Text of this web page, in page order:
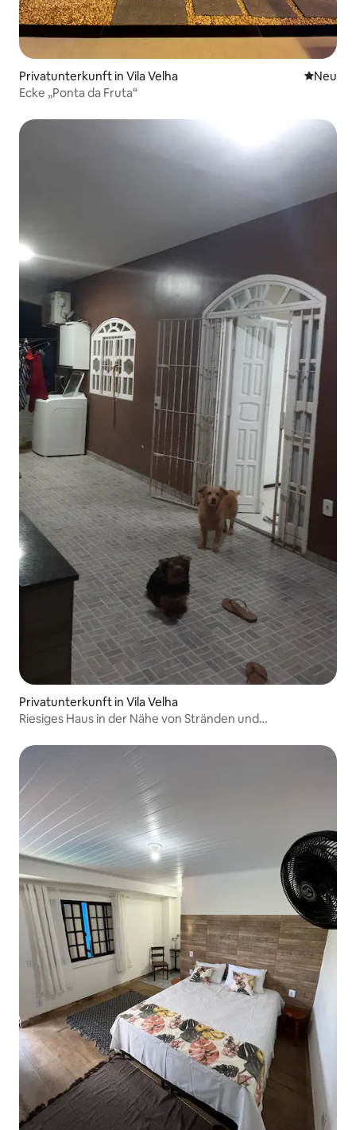
Privatunterkunft in Vila Velha Neue
Neu
Ecke „Ponta da Fruta“
Privatunterkunft in Vila Velha
Riesiges Haus in der Nähe von Stränden und